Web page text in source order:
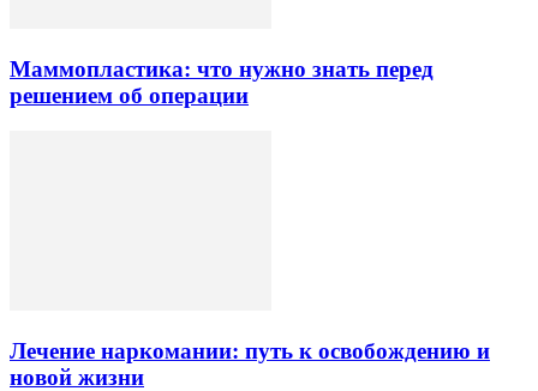
Маммопластика: что нужно знать перед
решением об операции
Лечение наркомании: путь к освобождению и
новой жизни